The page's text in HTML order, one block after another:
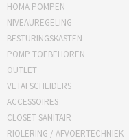
HOMA POMPEN
NIVEAUREGELING
BESTURINGSKASTEN
POMP TOEBEHOREN
OUTLET
VETAFSCHEIDERS
ACCESSOIRES
CLOSET SANITAIR
RIOLERING / AFVOERTECHNIEK